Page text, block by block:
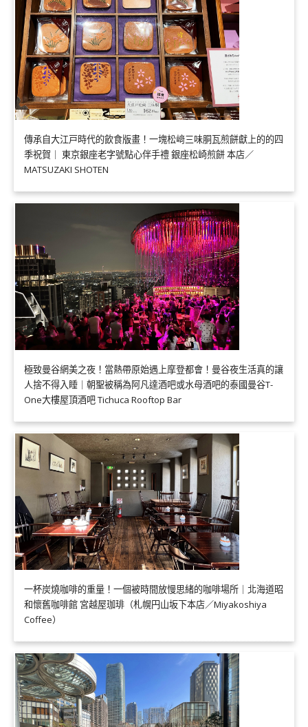
傳承自大江戸時代的飲食版畫！一塊松﨑三味胴瓦煎餅獻上的的四
季祝賀｜ 東京銀座老字號點心伴手禮 銀座松崎煎餅 本店／
MATSUZAKI SHOTEN
極致曼谷網美之夜！當熱帶原始遇上摩登都會！曼谷夜生活真的讓
人捨不得入睡｜朝聖被稱為阿凡達酒吧或水母酒吧的泰國曼谷T-
One大樓屋頂酒吧 Tichuca Rooftop Bar
一杯炭燒咖啡的重量！一個被時間放慢思緒的咖啡場所｜北海道昭
和懷舊咖啡館 宮越屋珈琲（札幌円山坂下本店／Miyakoshiya
Coffee）